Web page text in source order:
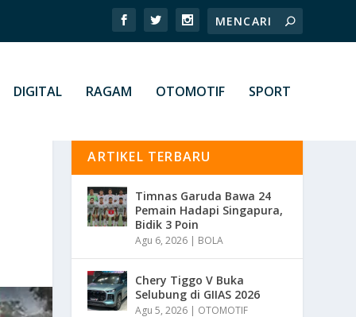
DIGITAL RAGAM OTOMOTIF SPORT
ARTIKEL TERBARU
Timnas Garuda Bawa 24
Pemain Hadapi Singapura,
Bidik 3 Poin
Agu 6, 2026 | BOLA
Chery Tiggo V Buka
Selubung di GIIAS 2026
Agu 5, 2026 | OTOMOTIF